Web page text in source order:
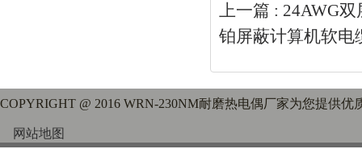
上一篇 : 24AWG
铂屏蔽计算机软电
COPYRIGHT @ 2016 WRN-230NM耐磨热电偶厂家为您提供优
网站地图